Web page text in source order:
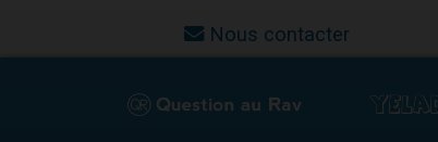
Nous contacter